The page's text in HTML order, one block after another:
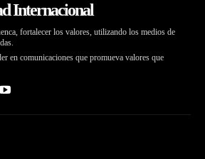
Internacional
fortalecer los valores, utilizando los medios de
en comunicaciones que promueva valores que